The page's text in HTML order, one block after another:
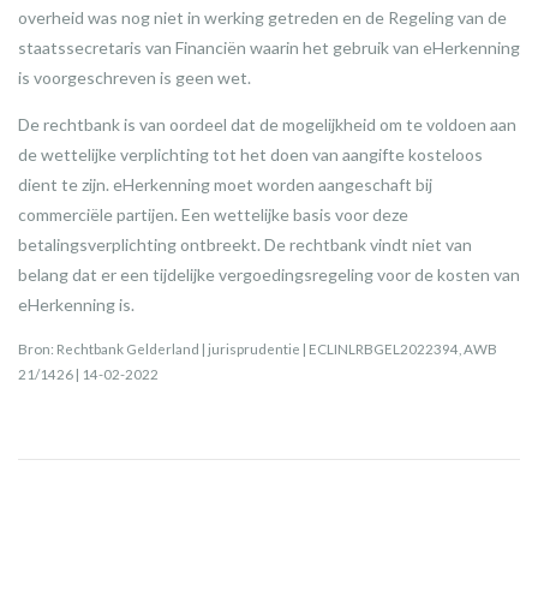
overheid was nog niet in werking getreden en de Regeling van de
staatssecretaris van Financiën waarin het gebruik van eHerkenning
is voorgeschreven is geen wet.
De rechtbank is van oordeel dat de mogelijkheid om te voldoen aan
de wettelijke verplichting tot het doen van aangifte kosteloos
dient te zijn. eHerkenning moet worden aangeschaft bij
commerciële partijen. Een wettelijke basis voor deze
betalingsverplichting ontbreekt. De rechtbank vindt niet van
belang dat er een tijdelijke vergoedingsregeling voor de kosten van
eHerkenning is.
Bron: Rechtbank Gelderland | jurisprudentie | ECLINLRBGEL2022394, AWB
21/1426 | 14-02-2022